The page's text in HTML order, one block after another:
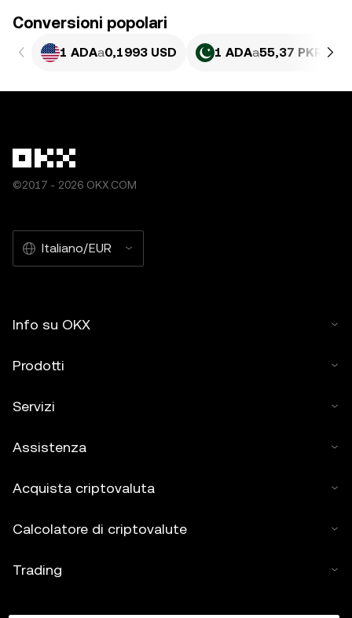
Conversioni popolari
1 ADAa0,1993 USD 1 ADAa55,37 PKR
©2017 - 2026 OKX.COM
Italiano/EUR
Info su OKX
Prodotti
Servizi
Assistenza
Acquista criptovaluta
Calcolatore di criptovalute
Trading